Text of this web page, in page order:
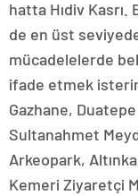
hatta Hıdiv
de en üst
mücadelelerde
ifade etmek
Gazhane,
Sultanahmet
Arkeopark,
Kemeri Ziyaretçi